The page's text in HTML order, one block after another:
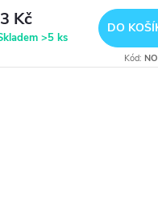
Kč
>5 ks
DO
Kód: